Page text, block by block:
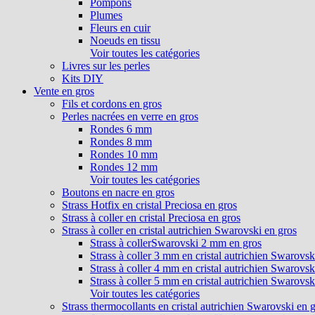
Pompons
Plumes
Fleurs en cuir
Noeuds en tissu
Voir toutes les catégories
Livres sur les perles
Kits DIY
Vente en gros
Fils et cordons en gros
Perles nacrées en verre en gros
Rondes 6 mm
Rondes 8 mm
Rondes 10 mm
Rondes 12 mm
Voir toutes les catégories
Boutons en nacre en gros
Strass Hotfix en cristal Preciosa en gros
Strass à coller en cristal Preciosa en gros
Strass à coller en cristal autrichien Swarovski en gros
Strass à collerSwarovski 2 mm en gros
Strass à coller 3 mm en cristal autrichien
Strass à coller 4 mm en cristal autrichien
Strass à coller 5 mm en cristal autrichien
Voir toutes les catégories
Strass thermocollants en cristal autrichien Swarovski en